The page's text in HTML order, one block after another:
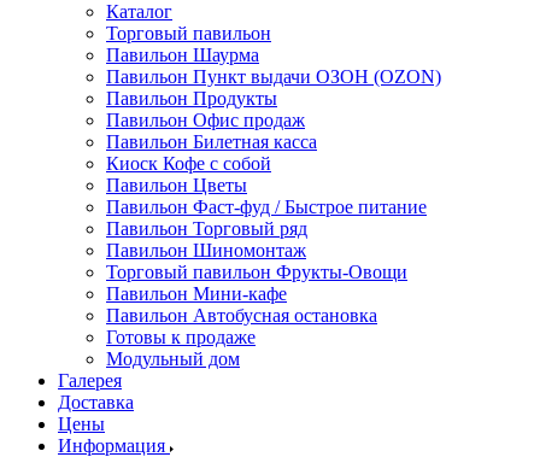
Каталог
Торговый павильон
Павильон Шаурма
Павильон Пункт выдачи ОЗОН (OZON)
Павильон Продукты
Павильон Офис продаж
Павильон Билетная касса
Киоск Кофе с собой
Павильон Цветы
Павильон Фаст-фуд / Быстрое питание
Павильон Торговый ряд
Павильон Шиномонтаж
Торговый павильон Фрукты-Овощи
Павильон Мини-кафе
Павильон Автобусная остановка
Готовы к продаже
Модульный дом
Галерея
Доставка
Цены
Информация